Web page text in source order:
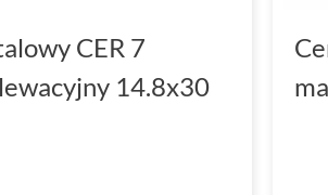
CER 7
14.8x30